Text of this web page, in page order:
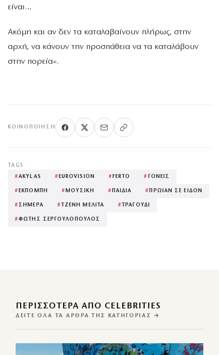
είναι…
Ακόμη και αν δεν τα καταλαβαίνουν πλήρως, στην
αρχή, να κάνουν την προσπάθεια να τα καταλάβουν
στην πορεία».
ΚΟΙΝΟΠΟΊΗΣΗ
TAGS
#AKYLAS # EUROVISION # FERTO # ΓΟΝΕΙΣ
# ΕΚΠΟΜΠΗ # ΜΟΥΣΙΚΗ # ΠΑΙΔΙΑ # ΠΡΩΙΑΝ ΣΕ ΕΙΔΟΝ
# ΣΗΜΕΡΑ # ΤΖΕΝΗ ΜΕΛΙΤΑ # ΤΡΑΓΟΥΔΙ
#ΦΩΤΗΣ ΣΕΡΓΟΥΛΟΠΟΥΛΟΣ
ΠΕΡΙΣΣΌΤΕΡΑ ΑΠΌ CELEBRITIES
ΔΕΊΤΕ ΌΛΑ ΤΑ ΆΡΘΡΑ ΤΗΣ ΚΑΤΗΓΟΡΊΑΣ →